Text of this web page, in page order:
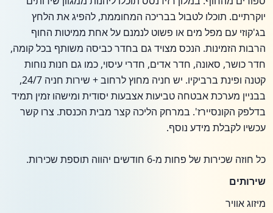
יוקרתיים. תוכלו לטבול בבריכה המחוממת, להפיג את הלחץ
בג'קוזי עם מפל מים או פשוט לנמנם על אחת ממיטות החוף
הרבות הזמינות. הנכס מצויד גם בחדר כביסה משותף בכל קומה,
חדר כושר, סאונה, חדר אדים, חדרי עיסוי, כמו גם חנות נוחות
קטנה ופינת ברביקיו. יש חניה מחוץ לרחוב + שירות חניה 24/7,
בבניין מערכת אבטחה טביעות אצבעות יסודית ומישהו זמין תמיד
בדלפק הקונסיירז'. במרחק הליכה קצר מבית הכנסת. צרו קשר
עכשיו לקבלת מידע נוסף.
כל חוזה שכירות של פחות מ-6 חודשים יהווה תוספת שכירות.
שירותים
מיזוג אוויר